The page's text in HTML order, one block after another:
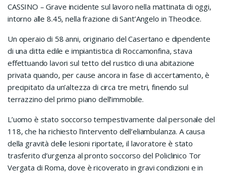
CASSINO – Grave incidente sul lavoro nella mattinata di oggi,
intorno alle 8.45, nella frazione di Sant’Angelo in Theodice.
Un operaio di 58 anni, originario del Casertano e dipendente
di una ditta edile e impiantistica di Roccamonfina, stava
effettuando lavori sul tetto del rustico di una abitazione
privata quando, per cause ancora in fase di accertamento, è
precipitato da un’altezza di circa tre metri, finendo sul
terrazzino del primo piano dell’immobile.
L’uomo è stato soccorso tempestivamente dal personale del
118, che ha richiesto l’intervento dell’eliambulanza. A causa
della gravità delle lesioni riportate, il lavoratore è stato
trasferito d’urgenza al pronto soccorso del Policlinico Tor
Vergata di Roma, dove è ricoverato in gravi condizioni e in